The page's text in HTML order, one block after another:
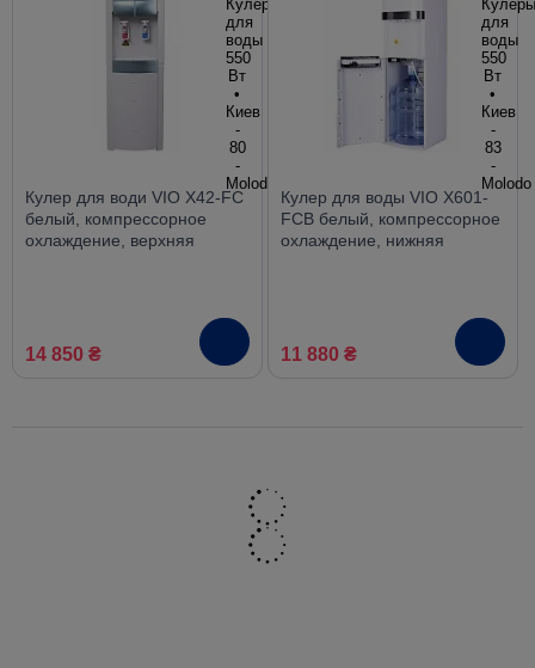
Кулер для води VIO X42-FC
белый, компрессорное
охлаждение, верхняя
14 850 ₴
Кулер для воды VIO X601-
FCB белый, компрессорное
охлаждение, нижняя
11 880 ₴